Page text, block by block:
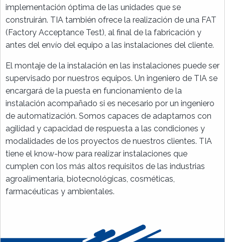
implementación óptima de las unidades que se
construirán. TIA también ofrece la realización de una FAT
(Factory Acceptance Test), al final de la fabricación y
antes del envío del equipo a las instalaciones del cliente.
El montaje de la instalación en las instalaciones puede ser
supervisado por nuestros equipos. Un ingeniero de TIA se
encargará de la puesta en funcionamiento de la
instalación acompañado si es necesario por un ingeniero
de automatización. Somos capaces de adaptarnos con
agilidad y capacidad de respuesta a las condiciones y
modalidades de los proyectos de nuestros clientes. TIA
tiene el know-how para realizar instalaciones que
cumplen con los más altos requisitos de las industrias
agroalimentaria, biotecnológicas, cosméticas,
farmacéuticas y ambientales.